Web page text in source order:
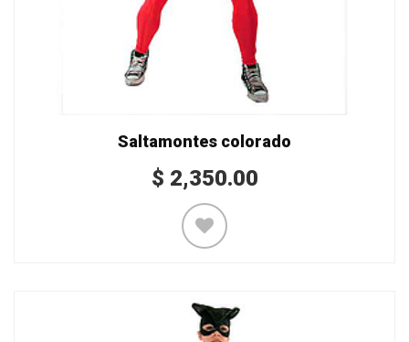
Saltamontes colorado
$ 2,350.00